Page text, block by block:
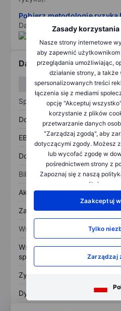
Zasady
Nasze strony internetowe
aby zapewnić
przeglądania umożliwiając,
działanie strony, a
spersonalizowanych treści
łączenia się z mediami
opcję "Akceptuj
korzystanie z plików
przetwarzanie danych
"Zarządzaj zgodą", aby
dotyczącymi zgody. Możesz
lub wycofać zgodę w
pośrednictwem strony z
Zapoznaj się z naszą
polityką
Zaakceptuj
Tylko
Zarządzaj
Pobierz metodologię ryzyka
Dane dostarczone przez
Dane finansowe
Sprawozdanie z zysków
Dochód
EBITDA
Dochód netto
Bilans
Aktywa ogółem
Zadłużenie ogółem
Wskaźniki
Współczynnik cena do
sprzedaży
Zysk na akcję
Dywidenda na akcję